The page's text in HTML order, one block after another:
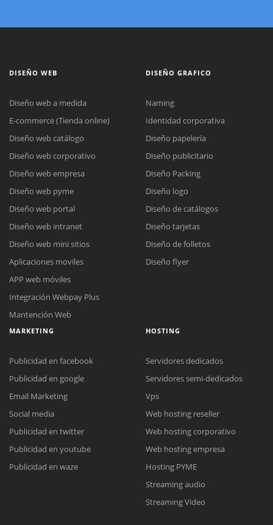
Reunión online
Nuestros ejecutivos le enviarán un correo electrónico con el enlace a
Meet para la reunión online.
Cotización
Todos nuestros ejecutivos están fuera de línea. Complete el formulario
DISEÑO WEB
Diseño web a medida
E-commerce (Tienda online)
Diseño web catálogo
Diseño web corporativo
Diseño web empresa
Diseño web pyme
Diseño web portal
Diseño web intranet
Diseño web mini sitios
Aplicaciones moviles
APP web móviles
Integración Webpay Plus
Mantención Web
DISEÑO GRAFICO
Naming
Identidad corporativa
Diseño papelería
Diseño publicitario
Diseño Packing
Diseño logo
Diseño de catálogos
Diseño tarjetas
Diseño de folletos
Diseño flyer
MARKETING
Publicidad en facebook
Publicidad en google
Email Marketing
Social media
Publicidad en twitter
Publicidad en youtube
Publicidad en waze
HOSTING
Servidores dedicados
Servidores semi-dedicados
Vps
Web hosting reseller
Web hosting corporativo
Web hosting empresa
Hosting PYME
Streaming audio
Streaming Video